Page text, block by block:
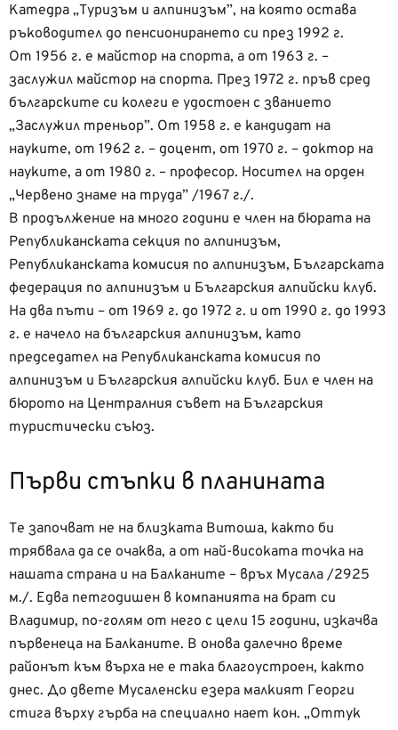
Катедра „Туризъм и алпинизъм”, на която остава
ръководител до пенсионирането си през 1992 г.
От 1956 г. е майстор на спорта, а от 1963 г. –
заслужил майстор на спорта. През 1972 г. пръв сред
българските си колеги е удостоен с званието
„Заслужил треньор”. От 1958 г. е кандидат на
науките, от 1962 г. – доцент, от 1970 г. – доктор на
науките, а от 1980 г. – професор. Носител на орден
„Червено знаме на труда” /1967 г./.
В продължение на много години е член на бюрата на
Републиканската секция по алпинизъм,
Републиканската комисия по алпинизъм, Българската
федерация по алпинизъм и Българския алпийски клуб.
На два пъти – от 1969 г. до 1972 г. и от 1990 г. до 1993
г. е начело на българския алпинизъм, като
председател на Републиканската комисия по
алпинизъм и Българския алпийски клуб. Бил е член на
бюрото на Централния съвет на Българския
туристически съюз.
Първи стъпки в планината
Те започват не на близката Витоша, както би
трябвала да се очаква, а от най-високата точка на
нашата страна и на Балканите – връх Мусала /2925
м./. Едва петгодишен в компанията на брат си
Владимир, по-голям от него с цели 15 години, изкачва
първенеца на Балканите. В онова далечно време
районът към върха не е така благоустроен, както
днес. До двете Мусаленски езера малкият Георги
стига върху гърба на специално нает кон. „Оттук